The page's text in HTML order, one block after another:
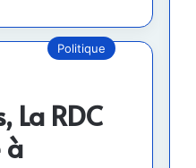
Politique
La RDC
à